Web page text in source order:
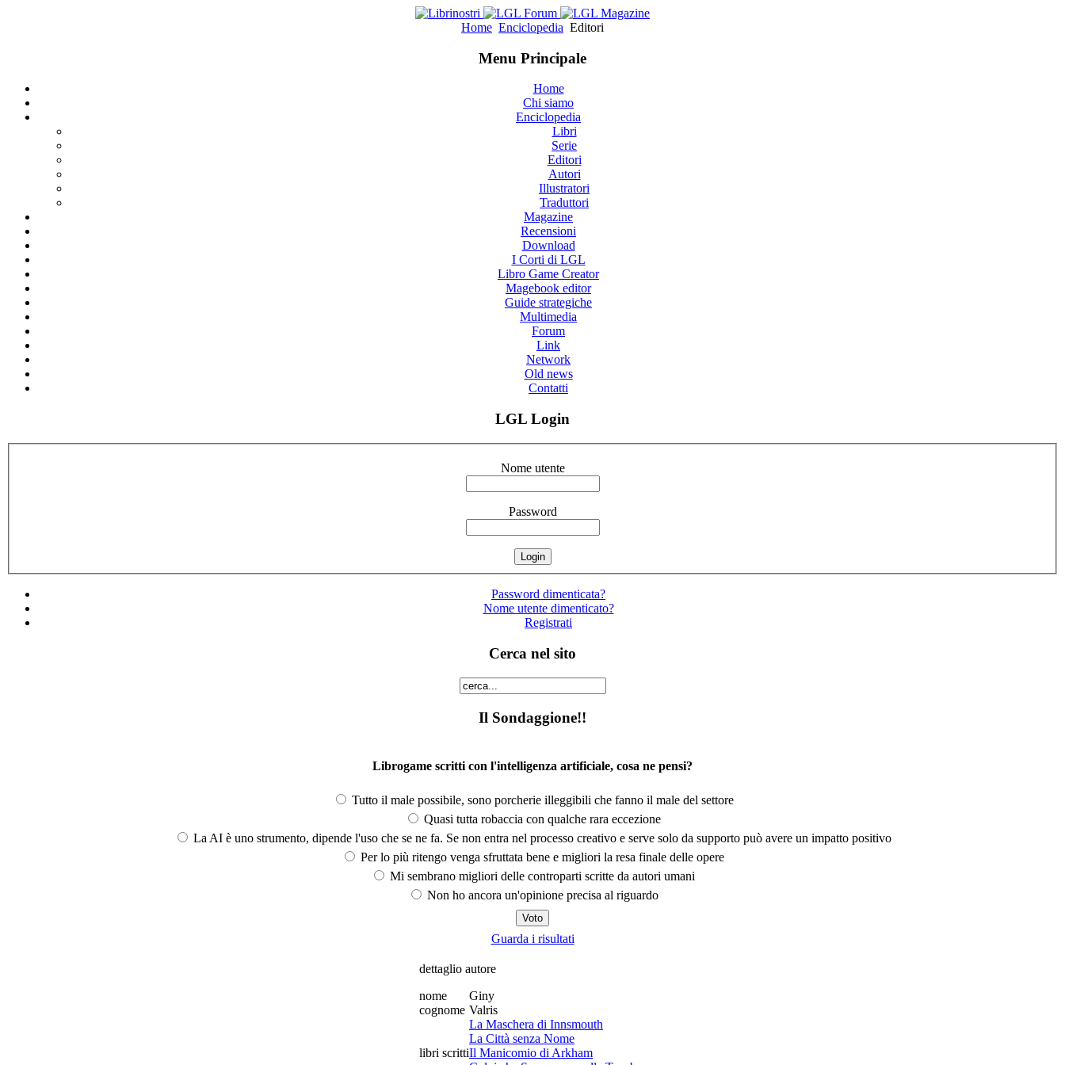
Home Enciclopedia Editori
Menu Principale
Home
Chi siamo
Enciclopedia
Libri
Serie
Editori
Autori
Illustratori
Traduttori
Magazine
Recensioni
Download
I Corti di LGL
Libro Game Creator
Magebook editor
Guide strategiche
Multimedia
Forum
Link
Network
Old news
Contatti
LGL Login
Nome utente
Password
Password dimenticata?
Nome utente dimenticato?
Registrati
Cerca nel sito
Il Sondaggione!!
Librogame scritti con l'intelligenza artificiale, cosa ne pensi?
Tutto il male possibile, sono porcherie illeggibili che fanno il male del settore
Quasi tutta robaccia con qualche rara eccezione
La AI è uno strumento, dipende l'uso che se ne fa. Se non entra nel processo creativo e serve solo da supporto può avere un impatto positivo
Per lo più ritengo venga sfruttata bene e migliori la resa finale delle opere
Mi sembrano migliori delle controparti scritte da autori umani
Non ho ancora un'opinione precisa al riguardo
Guarda i risultati
dettaglio autore
nome
Giny
cognome Valris
libri scritti
La Maschera di Innsmouth
La Città senza Nome
Il Manicomio di Arkham